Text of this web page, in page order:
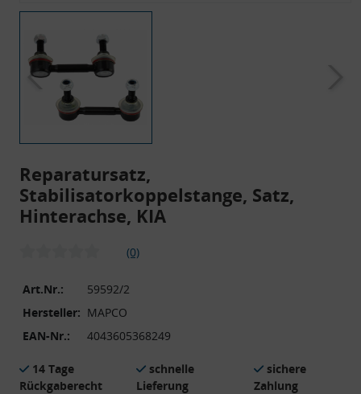
Reparatursatz,
Stabilisatorkoppelstange, Satz,
Hinterachse, KIA
(0)
Art.Nr.:
59592/2
Hersteller: MAPCO
EAN-Nr.:
4043605368249
14 Tage
Rückgaberecht
schnelle
Lieferung
sichere
Zahlung